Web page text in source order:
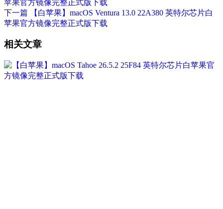
苹果官方镜像完整正式版下载
下一篇
【白苹果】macOS Ventura 13.0 22A380 英特尔芯片白
苹果官方镜像完整正式版下载
相关文章